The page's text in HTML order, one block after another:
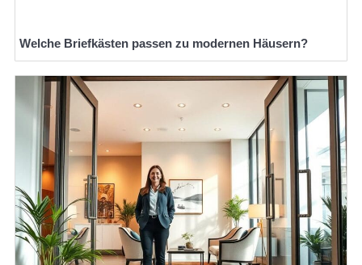
Welche Briefkästen passen zu modernen Häusern?